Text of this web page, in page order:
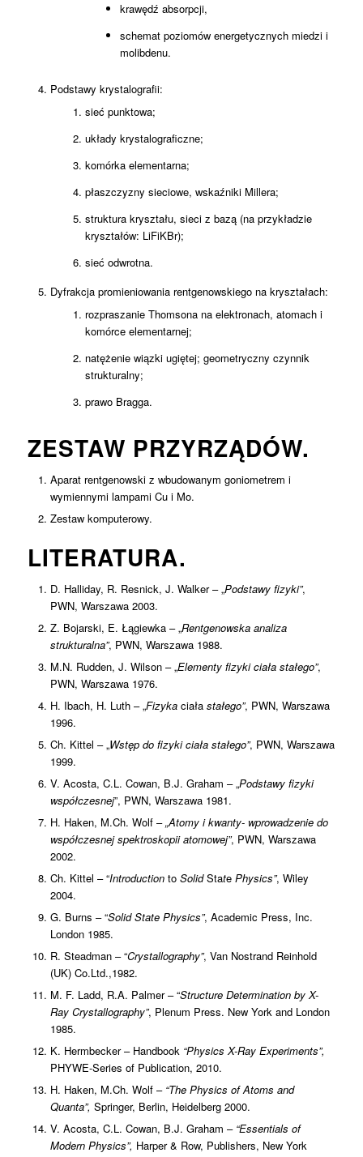
krawędź absorpcji,
schemat poziomów energetycznych miedzi i
molibdenu.
Podstawy krystalografii:
sieć punktowa;
układy krystalograficzne;
komórka elementarna;
płaszczyzny sieciowe, wskaźniki Millera;
struktura kryształu, sieci z bazą (na przykładzie
kryształów: LiFiKBr);
sieć odwrotna.
Dyfrakcja promieniowania rentgenowskiego na kryształach:
rozpraszanie Thomsona na elektronach, atomach i
komórce elementarnej;
natężenie wiązki ugiętej; geometryczny czynnik
strukturalny;
prawo Bragga.
ZESTAW PRZYRZĄDÓW.
Aparat rentgenowski z wbudowanym goniometrem i
wymiennymi lampami Cu i Mo.
Zestaw komputerowy.
LITERATURA.
D. Halliday, R. Resnick, J. Walker – „Podstawy fizyki”,
PWN, Warszawa 2003.
Z. Bojarski, E. Łągiewka – „Rentgenowska analiza
strukturalna”, PWN, Warszawa 1988.
M.N. Rudden, J. Wilson – „Elementy fizyki ciała stałego”,
PWN, Warszawa 1976.
H. Ibach, H. Luth – „Fizykaciała stałego”, PWN, Warszawa
1996.
Ch. Kittel – „Wstęp do fizyki ciała stałego”, PWN, Warszawa
1999.
V. Acosta, C.L. Cowan, B.J. Graham – „Podstawy fizyki
współczesnej”, PWN, Warszawa 1981.
H. Haken, M.Ch. Wolf –„Atomy i kwanty- wprowadzenie do
współczesnej spektroskopii atomowej”, PWN, Warszawa
2002.
Ch. Kittel – “Introductionto SolidState Physics”, Wiley
2004.
G. Burns – “Solid State Physics”, Academic Press, Inc.
London 1985.
R. Steadman – “Crystallography”, Van Nostrand Reinhold
(UK) Co.Ltd.,1982.
M. F. Ladd, R.A. Palmer – “Structure Determination by X-
Ray Crystallography”, Plenum Press. New York and London
1985.
K. Hermbecker – Handbook “Physics X-Ray Experiments”,
PHYWE-Series of Publication, 2010.
H. Haken, M.Ch. Wolf – “The Physics of Atoms and
Quanta”, Springer, Berlin, Heidelberg 2000.
V. Acosta, C.L. Cowan, B.J. Graham – “Essentials of
Modern Physics”, Harper & Row, Publishers, New York